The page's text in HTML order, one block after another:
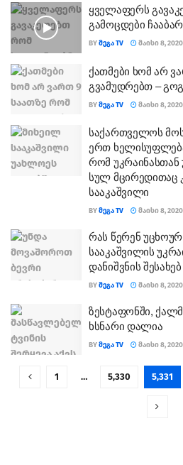
ყველაფერს
გამოცდები
BYᲛᲔᲒᲐ TV ᲛᲐᲘᲡᲘ 8, 2020
ქათმები ხომ არ
გვამუდრებთ –
BYᲛᲔᲒᲐ TV ᲛᲐᲘᲡᲘ 8, 2020
საქართველოს
ერთ
რომ
სულ მცირედითაც
სააკაშვილი
BYᲛᲔᲒᲐ TV ᲛᲐᲘᲡᲘ 8, 2020
რას წერენ
სააკაშვილის
დანიშვნის შესახებ
BYᲛᲔᲒᲐ TV ᲛᲐᲘᲡᲘ 8, 2020
ზესტაფონში,
ხსნარი დალია
BYᲛᲔᲒᲐ TV ᲛᲐᲘᲡᲘ 8, 2020
1 … 5,330 5,331